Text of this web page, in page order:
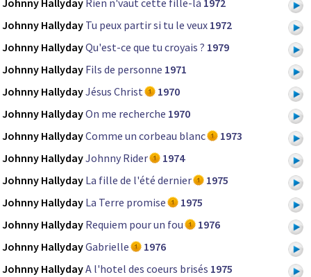
Johnny Hallyday Rien n'vaut cette fille-là 1972
Johnny Hallyday Tu peux partir si tu le veux 1972
Johnny HallydayQu'est-ce que tu croyais ? 1979
Johnny Hallyday Fils de personne 1971
Johnny HallydayJésus Christ
1970
Johnny HallydayOn me recherche 1970
Johnny HallydayComme un corbeau blanc
1973
Johnny HallydayJohnny Rider
1974
Johnny Hallyday La fille de l'été dernier
1975
Johnny Hallyday La Terre promise
1975
Johnny Hallyday Requiem pour un fou
1976
Johnny HallydayGabrielle
1976
Johnny HallydayA l'hotel des coeurs brisés 1975